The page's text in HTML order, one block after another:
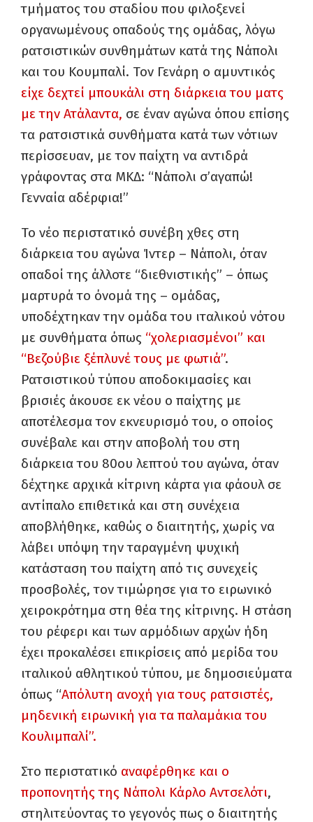
τμήματος του σταδίου που φιλοξενεί
οργανωμένους οπαδούς της ομάδας, λόγω
ρατσιστικών συνθημάτων κατά της Νάπολι
και του Κουμπαλί. Τον Γενάρη ο αμυντικός
είχε δεχτεί μπουκάλι στη διάρκεια του ματς
με την Ατάλαντα, σε έναν αγώνα όπου επίσης
τα ρατσιστικά συνθήματα κατά των νότιων
περίσσευαν, με τον παίχτη να αντιδρά
γράφοντας στα ΜΚΔ: “Νάπολι σ’αγαπώ!
Γενναία αδέρφια!”
Το νέο περιστατικό συνέβη χθες στη
διάρκεια του αγώνα Ίντερ – Νάπολι, όταν
οπαδοί της άλλοτε “διεθνιστικής” – όπως
μαρτυρά το όνομά της – ομάδας,
υποδέχτηκαν την ομάδα του ιταλικού νότου
με συνθήματα όπως “χολεριασμένοι” και
“Βεζούβιε ξέπλυνέ τους με φωτιά”.
Ρατσιστικού τύπου αποδοκιμασίες και
βρισιές άκουσε εκ νέου ο παίχτης με
αποτέλεσμα τον εκνευρισμό του, ο οποίος
συνέβαλε και στην αποβολή του στη
διάρκεια του 80ου λεπτού του αγώνα, όταν
δέχτηκε αρχικά κίτρινη κάρτα για φάουλ σε
αντίπαλο επιθετικά και στη συνέχεια
αποβλήθηκε, καθώς ο διαιτητής, χωρίς να
λάβει υπόψη την ταραγμένη ψυχική
κατάσταση του παίχτη από τις συνεχείς
προσβολές, τον τιμώρησε για το ειρωνικό
χειροκρότημα στη θέα της κίτρινης. Η στάση
του ρέφερι και των αρμόδιων αρχών ήδη
έχει προκαλέσει επικρίσεις από μερίδα του
ιταλικού αθλητικού τύπου, με δημοσιεύματα
όπως “Απόλυτη ανοχή για τους ρατσιστές,
μηδενική ειρωνική για τα παλαμάκια του
Κουλιμπαλί”.
Στο περιστατικό αναφέρθηκε και ο
προπονητής της Νάπολι Κάρλο Αντσελότι,
στηλιτεύοντας το γεγονός πως ο διαιτητής